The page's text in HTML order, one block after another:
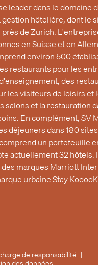
leader dans le domaine
hôtelière, dont le
de Zurich.
en Suisse et en
environ 500
restaurants pour les
des
les visiteurs de loisirs et
salons et la restauration
En complément, SV
déjeuners dans 180
un portefeuille
actuellement 32 hôtels.
marques Marriott
urbaine Stay
de responsabilité